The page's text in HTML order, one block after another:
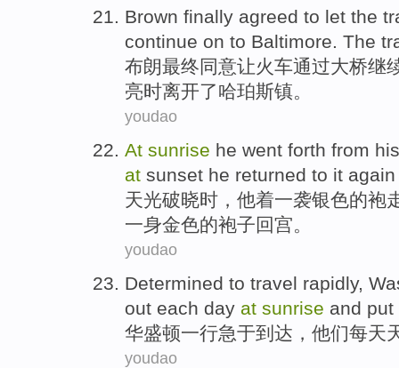
Brown finally agreed to let the
continue on to Baltimore. The
布朗最终同意让火车通过大桥继
亮时离开了哈珀斯镇。
youdao
At sunrise he went forth from
at sunset he returned to it
天光破晓时， 他着一袭银色的袍
一身金色的袍子回宫。
youdao
Determined to travel rapidly,
out each day at sunrise and
华盛顿一行急于到达，他们每天
youdao